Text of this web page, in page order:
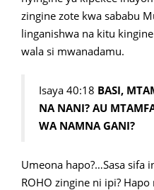
zingine zote kwa sababu
linganishwa na kitu
wala si mwanadamu.
Isaya 40:18 BASI,
NA NANI? AU
WA NAMNA GANI?
Umeona hapo?…Sasa sifa
ROHO zingine ni ipi?